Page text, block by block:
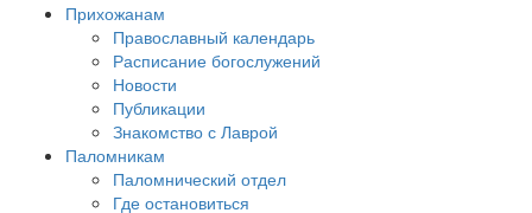
Прихожанам
Православный календарь
Расписание богослужений
Новости
Публикации
Знакомство с Лаврой
Паломникам
Паломнический отдел
Где остановиться